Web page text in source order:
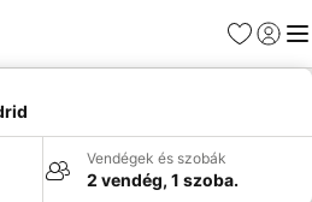
Kedvencek
Vendégek és szobák
2 vendég, 1 szoba.